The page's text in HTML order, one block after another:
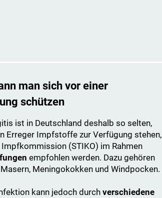
man sich vor einer
schützen
ist in Deutschland deshalb so selten,
Erreger Impfstoffe zur Verfügung stehen,
(STIKO) im Rahmen
empfohlen werden. Dazu gehören
Meningokokken und Windpocken.
kann jedoch durchverschiedene